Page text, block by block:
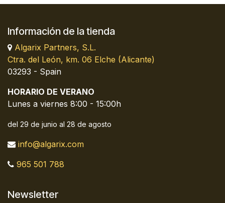
Información de la tienda
Algarix Partners, S.L.
Ctra. del León, km. 06 Elche (Alicante)
03293 - Spain
HORARIO DE VERANO
Lunes a viernes 8:00 - 15:00h
del 29 de junio al 28 de agosto
info@algarix.com
965 501 788
Newsletter